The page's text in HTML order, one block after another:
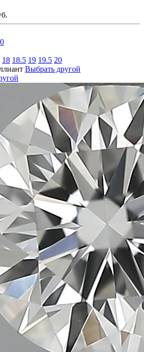
18 18.5 19 19.5 20
Выбрать другой